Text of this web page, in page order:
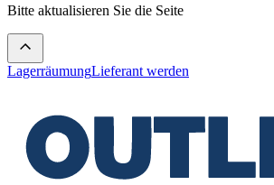
Bitte aktualisieren Sie die Seite
LagerräumungLieferant werden